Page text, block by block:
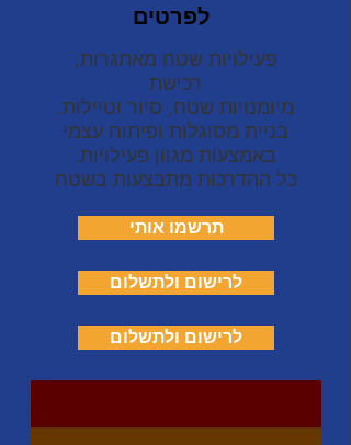
לפרטים
פעילויות שטח מאתגרות,
רכישת
מיומנויות שטח, סיור וטיילות.
בניית מסוגלות ופיתוח עצמי
באמצעות מגוון פעילויות.
כל ההדרכות מתבצעות בשטח
תרשמו אותי
לרישום ולתשלום
לרישום ולתשלום